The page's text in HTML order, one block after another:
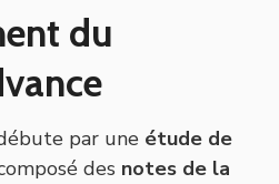
du
par une étude de
des notes de la